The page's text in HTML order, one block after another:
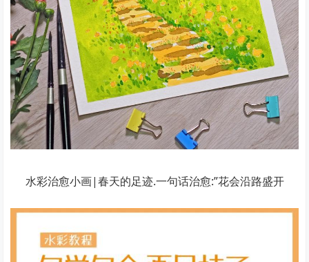
水彩治愈小画|春天的足迹.一句话治愈:”花会沿路盛开